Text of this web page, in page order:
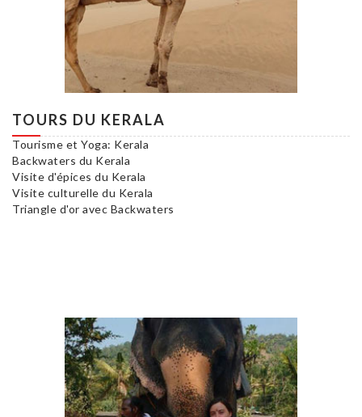
TOURS DU KERALA
Tourisme et Yoga: Kerala
Backwaters du Kerala
Visite d'épices du Kerala
Visite culturelle du Kerala
Triangle d'or avec Backwaters